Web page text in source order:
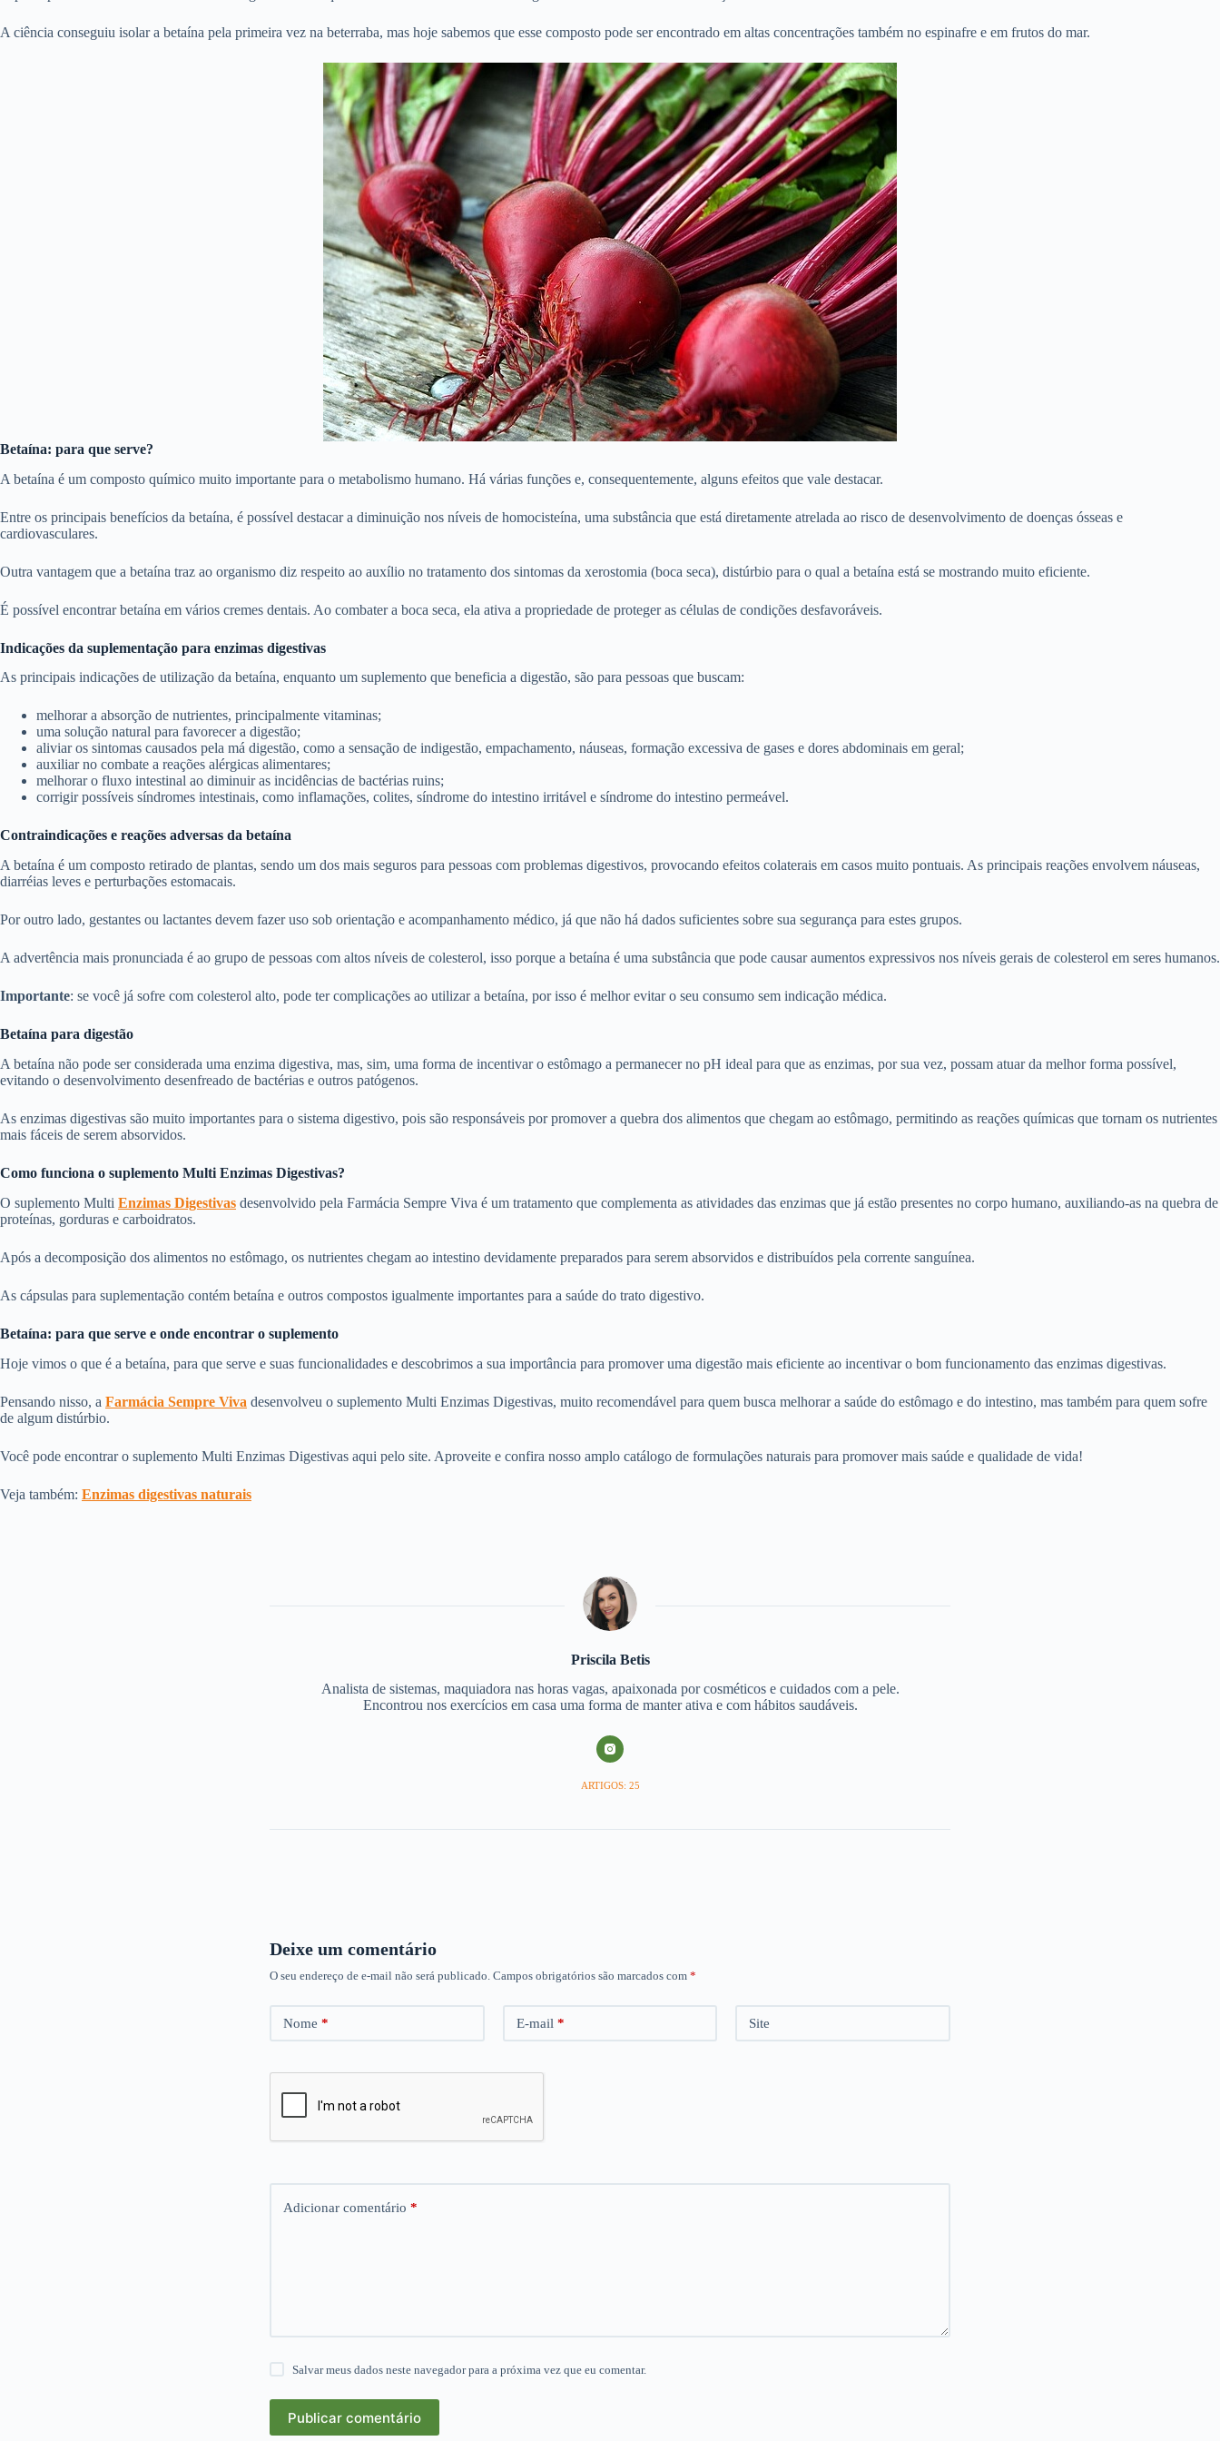
A ciência conseguiu isolar a betaína pela primeira vez na beterraba, mas hoje sabemos que esse composto pode ser encontrado em altas concentrações também no espinafre e em frutos do mar.
Betaína: para que serve?
A betaína é um composto químico muito importante para o metabolismo humano. Há várias funções e, consequentemente, alguns efeitos que vale destacar.
Entre os principais benefícios da betaína, é possível destacar a diminuição nos níveis de homocisteína, uma substância que está diretamente atrelada ao risco de desenvolvimento de doenças ósseas e
cardiovasculares.
Outra vantagem que a betaína traz ao organismo diz respeito ao auxílio no tratamento dos sintomas da xerostomia (boca seca), distúrbio para o qual a betaína está se mostrando muito eficiente.
É possível encontrar betaína em vários cremes dentais. Ao combater a boca seca, ela ativa a propriedade de proteger as células de condições desfavoráveis.
Indicações da suplementação para enzimas digestivas
As principais indicações de utilização da betaína, enquanto um suplemento que beneficia a digestão, são para pessoas que buscam:
melhorar a absorção de nutrientes, principalmente vitaminas;
uma solução natural para favorecer a digestão;
aliviar os sintomas causados pela má digestão, como a sensação de indigestão, empachamento, náuseas, formação excessiva de gases e dores abdominais em geral;
auxiliar no combate a reações alérgicas alimentares;
melhorar o fluxo intestinal ao diminuir as incidências de bactérias ruins;
corrigir possíveis síndromes intestinais, como inflamações, colites, síndrome do intestino irritável e síndrome do intestino permeável.
Contraindicações e reações adversas da betaína
A betaína é um composto retirado de plantas, sendo um dos mais seguros para pessoas com problemas digestivos, provocando efeitos colaterais em casos muito pontuais. As principais reações envolvem náuseas,
diarréias leves e perturbações estomacais.
Por outro lado, gestantes ou lactantes devem fazer uso sob orientação e acompanhamento médico, já que não há dados suficientes sobre sua segurança para estes grupos.
A advertência mais pronunciada é ao grupo de pessoas com altos níveis de colesterol, isso porque a betaína é uma substância que pode causar aumentos expressivos nos níveis gerais de colesterol em seres humanos.
Importante: se você já sofre com colesterol alto, pode ter complicações ao utilizar a betaína, por isso é melhor evitar o seu consumo sem indicação médica.
Betaína para digestão
A betaína não pode ser considerada uma enzima digestiva, mas, sim, uma forma de incentivar o estômago a permanecer no pH ideal para que as enzimas, por sua vez, possam atuar da melhor forma possível,
evitando o desenvolvimento desenfreado de bactérias e outros patógenos.
As enzimas digestivas são muito importantes para o sistema digestivo, pois são responsáveis por promover a quebra dos alimentos que chegam ao estômago, permitindo as reações químicas que tornam os nutrientes
mais fáceis de serem absorvidos.
Como funciona o suplemento Multi Enzimas Digestivas?
O suplemento Multi Enzimas Digestivas desenvolvido pela Farmácia Sempre Viva é um tratamento que complementa as atividades das enzimas que já estão presentes no corpo humano, auxiliando-as na quebra de
proteínas, gorduras e carboidratos.
Após a decomposição dos alimentos no estômago, os nutrientes chegam ao intestino devidamente preparados para serem absorvidos e distribuídos pela corrente sanguínea.
As cápsulas para suplementação contém betaína e outros compostos igualmente importantes para a saúde do trato digestivo.
Betaína: para que serve e onde encontrar o suplemento
Hoje vimos o que é a betaína, para que serve e suas funcionalidades e descobrimos a sua importância para promover uma digestão mais eficiente ao incentivar o bom funcionamento das enzimas digestivas.
Pensando nisso, a Farmácia Sempre Viva desenvolveu o suplemento Multi Enzimas Digestivas, muito recomendável para quem busca melhorar a saúde do estômago e do intestino, mas também para quem sofre
de algum distúrbio.
Você pode encontrar o suplemento Multi Enzimas Digestivas aqui pelo site. Aproveite e confira nosso amplo catálogo de formulações naturais para promover mais saúde e qualidade de vida!
Veja também: Enzimas digestivas naturais
Priscila Betis
Analista de sistemas, maquiadora nas horas vagas, apaixonada por cosméticos e cuidados com a pele.
Encontrou nos exercícios em casa uma forma de manter ativa e com hábitos saudáveis.
ARTIGOS: 25
Deixe um comentário
O seu endereço de e-mail não será publicado. Campos obrigatórios são marcados com *
Nome * E-mail * Site
Adicionar comentário *
Salvar meus dados neste navegador para a próxima vez que eu comentar.
Publicar comentário